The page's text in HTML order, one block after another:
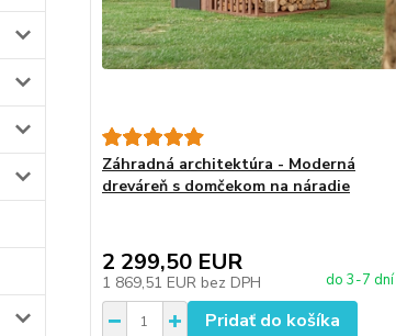
Záhradná architektúra - Moderná
dreváreň s domčekom na náradie
2 299,50 EUR
1 869,51 EUR bez DPH do 3-7 dní
Pridať do košíka